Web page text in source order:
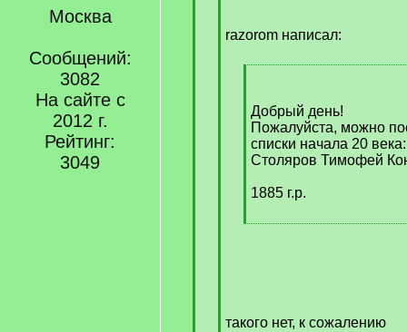
Москва
Сообщений:
3082
На сайте с
2012 г.
Рейтинг:
3049
]razorom написал:
]
Добрый день!
Пожалуйста, можно
списки начала 20 века:
Столяров Тимофей
1885 г.р.
[
такого нет, к сожалению